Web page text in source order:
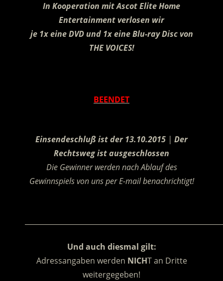
In Kooperation mit Ascot Elite Home
Entertainment verlosen wir
je 1x eine DVD und 1x eine Blu-ray Disc von
THE VOICES!
BEENDET
Einsendeschluß ist der 13.10.2015 | Der
Rechtsweg ist ausgeschlossen
Die Gewinner werden nach Ablauf des
Gewinnspiels von uns per E-mail benachrichtigt!
Und auch diesmal gilt:
Adressangaben werden NICHT an Dritte
weitergegeben!